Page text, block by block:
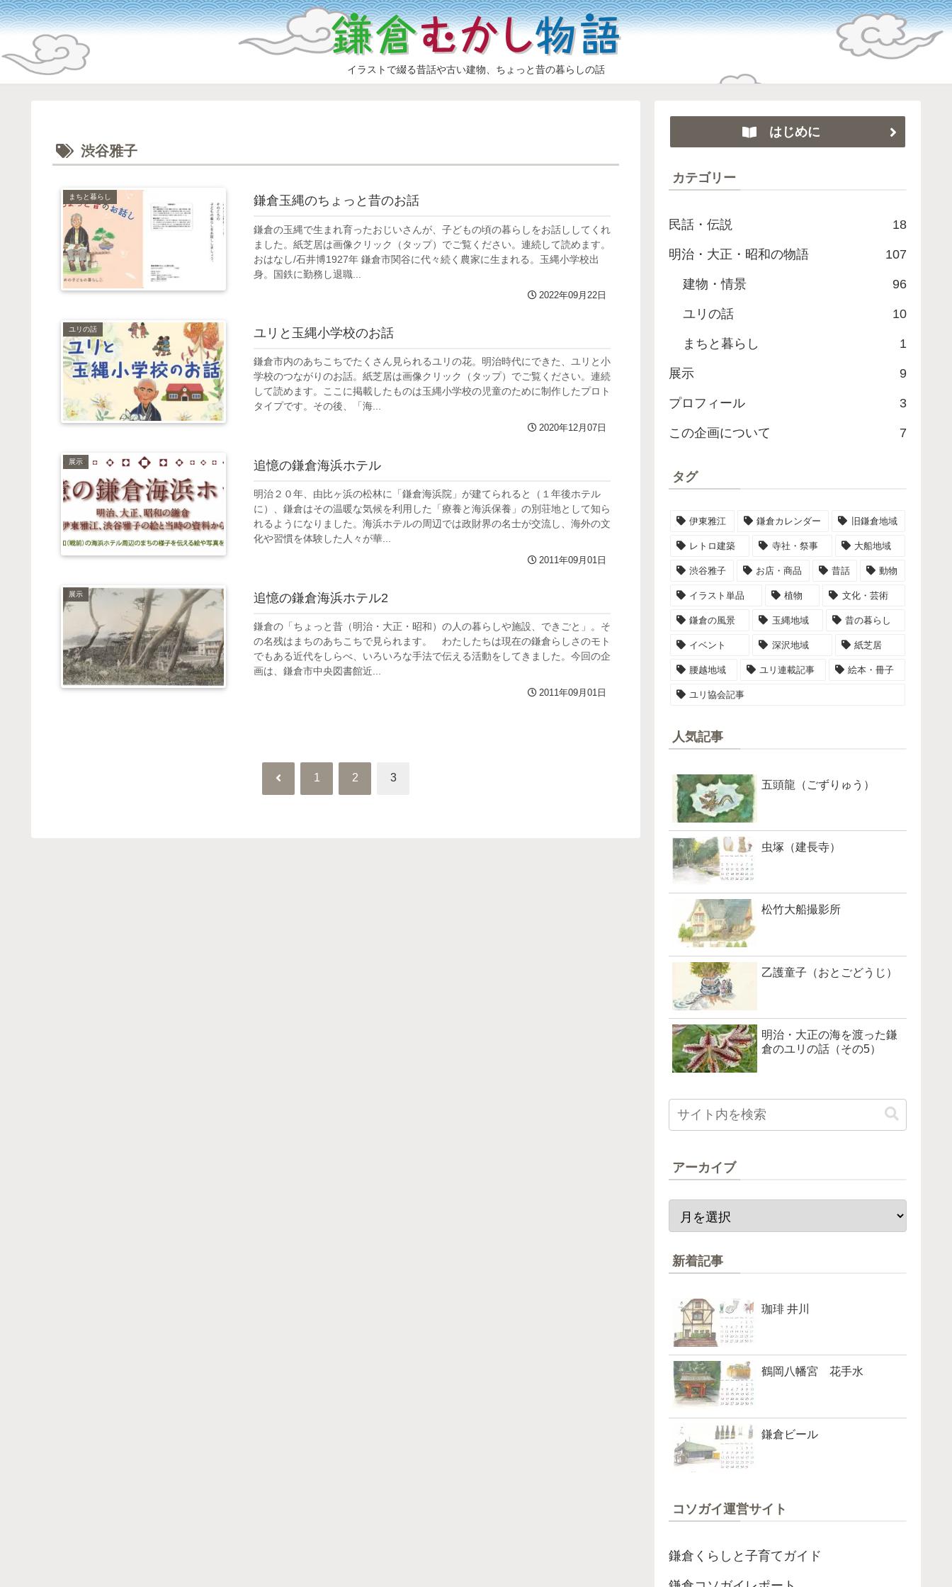
イラストで綴る昔話や古い建物、ちょっと昔の暮らしの話
渋谷雅子
まちと暮らし 鎌倉玉縄のちょっと昔のお話
鎌倉の玉縄で生まれ育ったおじいさんが、子どもの頃の暮らしをお話ししてくれ
ました。紙芝居は画像クリック（タップ）でご覧ください。連続して読めます。
おはなし/石井博1927年 鎌倉市関谷に代々続く農家に生まれる。玉縄小学校出
身。国鉄に勤務し退職...
2022年09月22日
ユリの話 ユリと玉縄小学校のお話
鎌倉市内のあちこちでたくさん見られるユリの花。明治時代にできた、ユリと小
学校のつながりのお話。紙芝居は画像クリック（タップ）でご覧ください。連続
して読めます。ここに掲載したものは玉縄小学校の児童のために制作したプロト
タイプです。その後、「海...
2020年12月07日
展示 追憶の鎌倉海浜ホテル
明治２０年、由比ヶ浜の松林に「鎌倉海浜院」が建てられると（１年後ホテル
に）、鎌倉はその温暖な気候を利用した「療養と海浜保養」の別荘地として知ら
れるようになりました。海浜ホテルの周辺では政財界の名士が交流し、海外の文
化や習慣を体験した人々が華...
2011年09月01日
展示 追憶の鎌倉海浜ホテル2
鎌倉の「ちょっと昔（明治・大正・昭和）の人の暮らしや施設、できごと」。そ
の名残はまちのあちこちで見られます。 わたしたちは現在の鎌倉らしさのモト
でもある近代をしらべ、いろいろな手法で伝える活動をしてきました。今回の企
画は、鎌倉市中央図書館近...
2011年09月01日
前 1 2 3
はじめに
カテゴリー
民話・伝説 18
明治・大正・昭和の物語 107
建物・情景 96
ユリの話 10
まちと暮らし 1
展示 9
プロフィール 3
この企画について 7
タグ
伊東雅江 鎌倉カレンダー 旧鎌倉地域
レトロ建築 寺社・祭事 大船地域
渋谷雅子 お店・商品 昔話 動物
イラスト単品 植物 文化・芸術
鎌倉の風景 玉縄地域 昔の暮らし
イベント 深沢地域 紙芝居
腰越地域 ユリ連載記事 絵本・冊子
ユリ協会記事
人気記事
五頭龍（ごずりゅう）
虫塚（建長寺）
松竹大船撮影所
乙護童子（おとごどうじ）
明治・大正の海を渡った鎌
倉のユリの話（その5）
アーカイブ
新着記事
珈琲 井川
鶴岡八幡宮 花手水
鎌倉ビール
コソガイ運営サイト
鎌倉くらしと子育てガイド